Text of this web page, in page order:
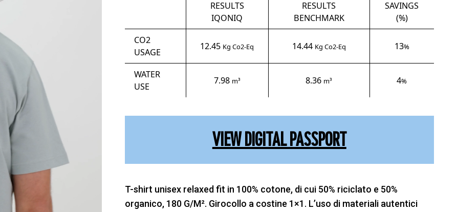
RESULTS
IQONIQ
RESULTS
BENCHMARK
SAVINGS
(%)
CO2
USAGE
12.45 Kg Co2-Eq 14.44 Kg Co2-Eq 13%
WATER
USE
7.98 m³ 8.36 m³ 4%
VIEW DIGITAL PASSPORT
T-shirt unisex relaxed fit in 100% cotone, di cui 50% riciclato e 50%
organico, 180 G/M². Girocollo a costine 1×1. L’uso di materiali autentici